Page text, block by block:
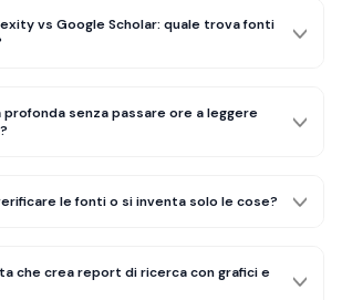
vs Google Scholar: quale trova fonti
senza passare ore a leggere
le fonti o si inventa solo le cose?
che crea report di ricerca con grafici e